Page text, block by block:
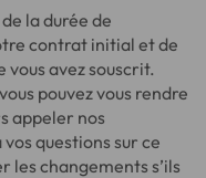
la durée de
contrat initial et de
vous avez souscrit.
pouvez vous rendre
appeler nos
questions sur ce
les changements s’ils